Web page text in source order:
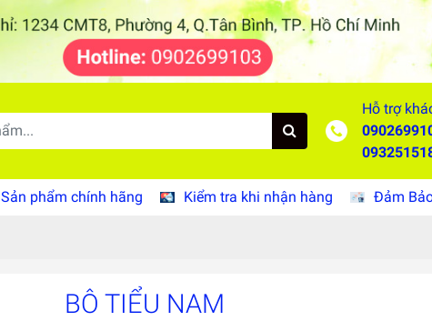
Hỗ trợ
Sản phẩm chính hãng Kiểm tra khi nhận hàng Đảm
BÔ TIỂU NAM